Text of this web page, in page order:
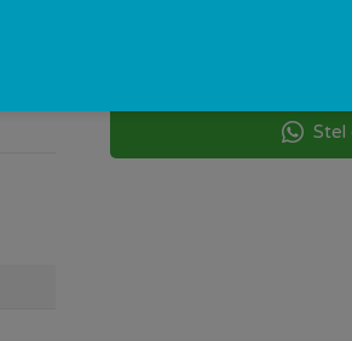
vraag hebt, dan kun je
een van onze winkels in
Stel